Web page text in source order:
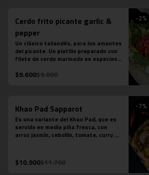
-2%
Cerdo frito picante garlic &
pepper
Un clásico tailandés, para los amantes
del picante. Un platillo preparado con
filete de cerdo marinado en especies
ostra, ajo, ají, pimienta y azúcar.
con arroz jazmín
*En local Tobalaba se acompaña
además con papas fritas
$9.600$9.800
-7%
Khao Pad Sapparot
Es una variante del Khao Pad, que es
servido en media piña fresca, con
arroz jazmín, cebollín, tomate, curry
La fotografÍa es referencial, para
delivery no se envÍa cuenco de piña.
$10.900$11.700